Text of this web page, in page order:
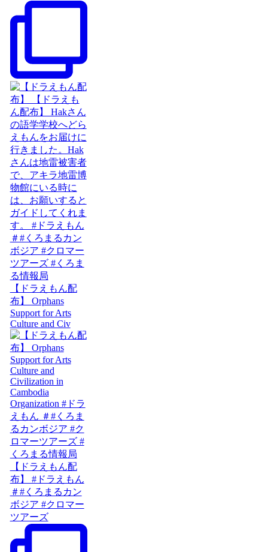
【ドラえもん配
布】 Orphans
Support for Arts
Culture and Civ
【ドラえもん配
布】 #ドラえもん
＃#くろまるカン
ボジア #クロマー
ツアーズ